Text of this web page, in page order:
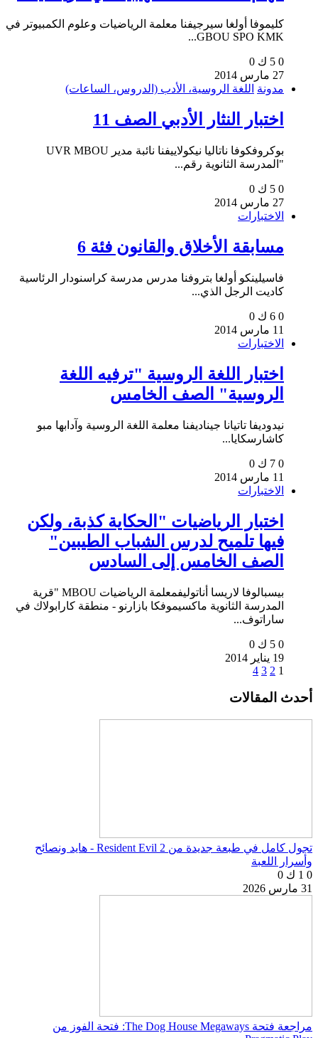
كليموفا أولغا سيرجيفنا معلمة الرياضيات وعلوم الكمبيوتر في
GBOU SPO KMK...
0 5 ك
0
27 مارس 2014
مدونة اللغة الروسية، الأدب (الدروس، الساعات)
اختبار النثار الأدبي الصف 11
بوكروفكوفا ناتاليا نيكولاييفنا نائبة مدير UVR MBOU
"المدرسة الثانوية رقم...
0 5 ك
0
27 مارس 2014
الاختبارات
مسابقة الأخلاق والقانون فئة 6
فاسيلينكو أولغا بتروفنا مدرس مدرسة كراسنودار الرئاسية
كاديت الرجل الذي...
0 6 ك
0
11 مارس 2014
الاختبارات
اختبار اللغة الروسية "ترفيه اللغة
الروسية" الصف الخامس
نيدوديفا تاتيانا جيناديفنا معلمة اللغة الروسية وآدابها مبو
كاشارسكايا...
0 7 ك
0
11 مارس 2014
الاختبارات
اختبار الرياضيات "الحكاية كذبة، ولكن
فيها تلميح لدرس الشباب الطيبين"
الصف الخامس إلى السادس
بيسبالوفا لاريسا أناتوليفمعلمة الرياضيات MBOU "قرية
المدرسة الثانوية ماكسيموفكا بازارنو - منطقة كارابولاك في
ساراتوف...
0 5 ك
0
19 يناير 2014
1
2
3
4
أحدث المقالات
تجول كامل في طبعة جديدة من Resident Evil 2 - هايد ونصائح
وأسرار اللعبة
0 1 ك
0
31 مارس 2026
مراجعة فتحة The Dog House Megaways: فتحة الفوز من